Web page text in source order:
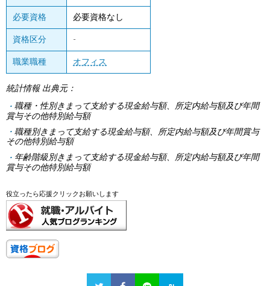
必要資格 必要資格なし
資格区分 -
職業職種 オフィス
統計情報 出典元：
職種・性別きまって支給する現金給与額、所定内給与額及び年間
賞与その他特別給与額
職種別きまって支給する現金給与額、所定内給与額及び年間賞与
その他特別給与額
年齢階級別きまって支給する現金給与額、所定内給与額及び年間
賞与その他特別給与額
役立ったら応援クリックお願いします